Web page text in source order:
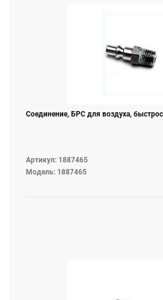
Соединение, БРС для воздуха,
Артикул: 1887465
Модель: 1887465